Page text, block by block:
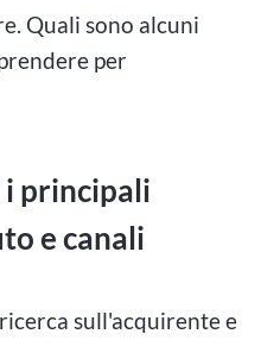
Quali sono alcuni
per
i principali
e canali
sull'acquirente e